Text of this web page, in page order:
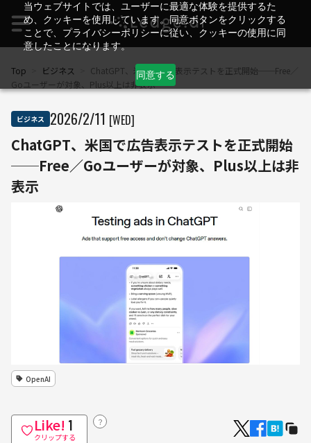
当ウェブサイトでは、ユーザーに最適な体験を提供するた
め、クッキーを使用しています。同意ボタンをクリックする
ことで、プライバシーポリシーに従い、クッキーの使用に同
意したことになります。
同意する
Top ビジネス
ChatGPT、米国で広告表示テストを正式開始──Free／
Goユーザーが対象、Plus以上は非表示
ビジネス 2026/2/11 [WED]
ChatGPT、米国で広告表示テストを正式開始
──Free／Goユーザーが対象、Plus以上は非
表示
OpenAI
Like! 1
クリップする
？